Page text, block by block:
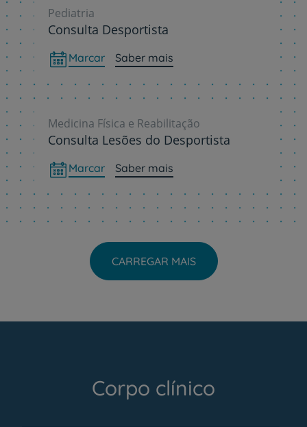
Pediatria
Consulta Desportista
Marcar Saber mais
Medicina Física e Reabilitação
Consulta Lesões do Desportista
Marcar Saber mais
CARREGAR MAIS
Corpo clínico